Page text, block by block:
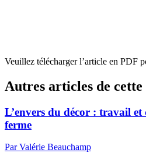
Veuillez télécharger l’article en PDF
Autres articles de cette
L’envers du décor : travail
ferme
Par Valérie Beauchamp